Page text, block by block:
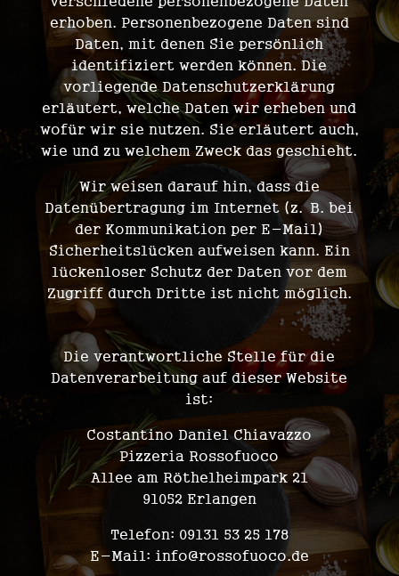
erhoben. Personenbezogene Daten sind
Daten, mit denen Sie persönlich
identifiziert werden können. Die
vorliegende Datenschutzerklärung
erläutert, welche Daten wir erheben und
wofür wir sie nutzen. Sie erläutert auch,
wie und zu welchem Zweck das geschieht.
Wir weisen darauf hin, dass die
Datenübertragung im Internet (z. B. bei
der Kommunikation per E-Mail)
Sicherheitslücken aufweisen kann. Ein
lückenloser Schutz der Daten vor dem
Zugriff durch Dritte ist nicht möglich.
Die verantwortliche Stelle für die
Datenverarbeitung auf dieser Website
ist:
Costantino Daniel Chiavazzo
Pizzeria Rossofuoco
Allee am Röthelheimpark 21
91052 Erlangen
Telefon: 09131 53 25 178
E-Mail: info@rossofuoco.de